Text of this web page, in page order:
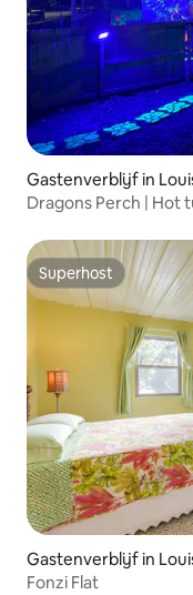
Gastenverblijf in
Dragons Perch | Hot
Superhost
Superhost
Gastenverblijf in
Fonzi Flat